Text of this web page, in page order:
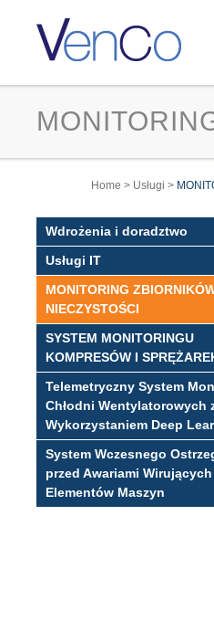
You are
Home > Usługi >
Wdrożenia i doradztwo
Usługi IT
MONITORING
NIECZYSTOŚCI
SYSTEM MONITORINGU
KOMPRESÓW I
Telemetryczny System
Chłodni Wentylatorowych
Wykorzystaniem Deep
System Wczesnego
przed Awariami Wirujących
Elementów Maszyn